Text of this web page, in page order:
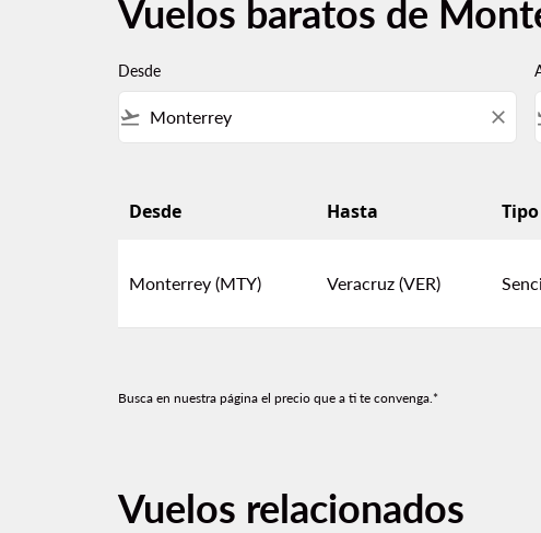
Vuelos baratos de
Desde
flight_takeoff close
Desde Hasta
Monterrey (MTY) Veracruz (VER)
Busca en nuestra página el precio que a ti te convenga.*
Vuelos relacionados